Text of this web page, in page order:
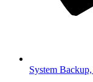
System